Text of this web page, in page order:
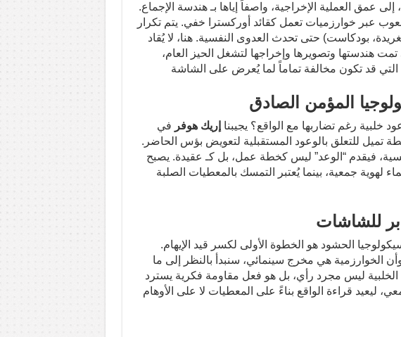
، إلى عمق العملية الإخراجية، واصفاً إياها بـ هندسة الإجماع.
عبر خوارزميات تعمل كقائد أوركسترا خفي. يتم تكرار
بودكاست) حتى تحدث العدوى النفسية. هنا، لا يُقاد
تمت هندستها وتصويرها وإخراجها لتشغل الحيز العام،
قد تكون مخالفة تماماً لما يُعرض على الشاشة
المؤمن الصادق
رغم تضاربها مع الواقع؟ يجيبنا إريك هوفر في
تميل للتعلق بالوعود المستقبلية لتعويض بؤس الحاضر.
فيقدم “الوعد” ليس كخطة عمل، بل كـ عقيدة. يصبح
لهوية جمعية، بينما يُعتبر التمسك بالمعطيات الصلبة
للشاشات
الحشود هو الخطوة الأولى لكسر قيد الإيهام.
الخوارزمية هي مخرج سينمائي، سنبدأ بالنظر إلى ما
الخلبية ليس مجرد رأي، بل هو فعل مقاومة فكرية يسترد
ليعيد قراءة الواقع بناءً على المعطيات لا على الأوهام